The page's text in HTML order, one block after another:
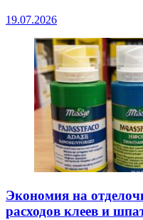
19.07.2026
Экономия на
расходов клеев и